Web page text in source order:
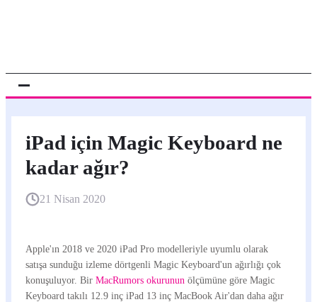
iPad için Magic Keyboard ne
kadar ağır?
21 Nisan 2020
Apple'ın 2018 ve 2020 iPad Pro modelleriyle uyumlu olarak
satışa sunduğu izleme dörtgenli Magic Keyboard'un ağırlığı çok
konuşuluyor. Bir MacRumors okurunun ölçümüne göre Magic
Keyboard takılı 12.9 inç iPad 13 inç MacBook Air'dan daha ağır